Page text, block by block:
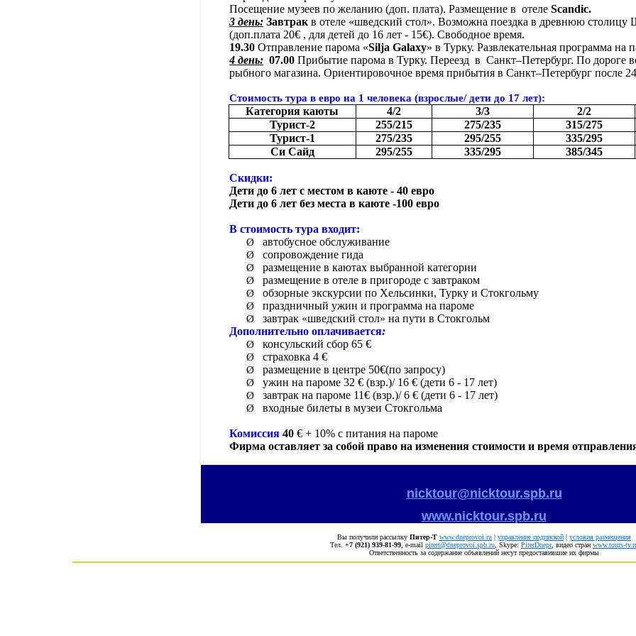
Посещение музеев по желанию (доп. плата). Размещение в отеле Scandic.
3 день: Завтрак в отеле «шведский стол». Возможна поездка в древнюю столицу
(доп.плата 20€ , для детей до 16 лет - 15€). Свободное время.
19.30 Отправление парома «Silja Galaxy» в Турку. Развлекательная программа на
4 день: 07.00 Прибытие парома в Турку. Переезд в Санкт–Петербург. По дороге
рыбного магазина. Ориентировочное время прибытия в Санкт–Петербург после
Стоимоcть тура в евро на 1 человека (взрослые/ дети до 17 лет):
Категория каюты 4/2 3/3 2/2
Турист-2
255/215 275/235
315/275
Турист-1
275/235 295/255
335/295
Си Сайд
295/255 335/295 385/345
Скидки:
Дети до 6 лет с местом в каюте - 40 евро
Дети до 6 лет без места в каюте -100 евро
В стоимость тура входит:
Ø автобусное обслуживание
Ø сопровождение гида
Ø размещение в каютах выбранной категории
Ø размещение в отеле в пригороде с завтраком
Ø обзорные экскурсии по Хельсинки, Турку и Стокгольму
Ø праздничный ужин и программа на пароме
Ø
завтрак «шведский стол» на пути в Стокгольм
Дополнительно оплачивается:
Ø консульский сбор 65 €
Ø страховка 4 €
Ø размещение в центре 50€(по запросу)
Ø ужин на пароме 32 € (взр.)/ 16 € (дети 6 - 17 лет)
Ø завтрак на пароме 11€ (взр.)/ 6 € (дети 6 - 17 лет)
Ø входные билеты в музеи Стокгольма
Комиссия 40 € + 10% с питания на пароме
Фирма оставляет за собой право на изменения стоимости и время
nicktour@nicktour.spb.ru
www.nicktour.spb.ru
Вы получили рассылку Питер-Т www.dneprovoi.ru | управление подпиской | условия размещения
Тел. +7 (921) 939-81-99, е-mail pitert@dneprovoi.spb.ru, Skype: PiterDnepr, видео стран www.tours-
Ответственность за содержание объявлений несут предоставившие их фирмы